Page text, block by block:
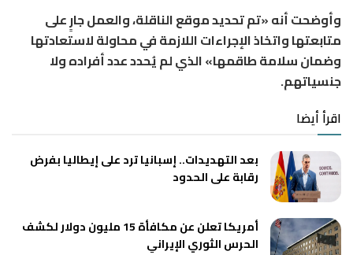
وأوضحت أنه «تم تحديد موقع الناقلة، والعمل جارٍ على
متابعتها واتخاذ الإجراءات اللازمة في محاولة لاستعادتها
وضمان سلامة طاقمها» الذي لم يُحدد عدد أفراده ولا
جنسياتهم.
اقرأ أيضا
بعد التهديدات.. إسبانيا ترد على إيطاليا بفرض
رقابة على الحدود
أمريكا تعلن عن مكافأة 15 مليون دولار لكشف
الحرس الثوري الإيراني